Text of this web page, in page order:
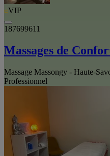
VIP
187699611
Massages de
Massage Massongy - Haute-
Professionnel